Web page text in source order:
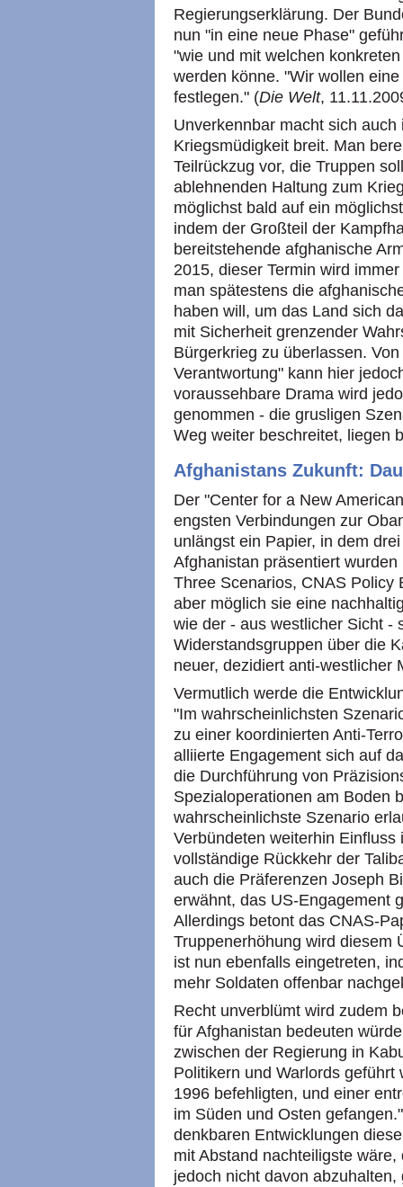
Regierungserklärung. Der
nun "in eine neue Phase"
"wie und mit welchen
werden könne. "Wir wollen
festlegen." (Die Welt,
Unverkennbar macht sich
Kriegsmüdigkeit breit. Man
Teilrückzug vor, die Truppen
ablehnenden Haltung zum
möglichst bald auf ein
indem der Großteil der
bereitstehende afghanische
2015, dieser Termin wird
man spätestens die
haben will, um das Land sich
mit Sicherheit grenzender
Bürgerkrieg zu überlassen.
Verantwortung" kann hier
voraussehbare Drama wird
genommen - die grusligen
Weg weiter beschreitet, liegen
Afghanistans Zukunft:
Der "Center for a New
engsten Verbindungen zur
unlängst ein Papier, in dem
Afghanistan präsentiert
Three Scenarios, CNAS Policy
aber möglich sie eine
wie der - aus westlicher Sicht -
Widerstandsgruppen über die
neuer, dezidiert anti-westlicher
Vermutlich werde die
"Im wahrscheinlichsten
zu einer koordinierten Anti-
alliierte Engagement sich auf
die Durchführung von
Spezialoperationen am Boden
wahrscheinlichste Szenario
Verbündeten weiterhin
vollständige Rückkehr der
auch die Präferenzen Joseph
erwähnt, das US-Engagement
Allerdings betont das CNAS-
Truppenerhöhung wird diesem
ist nun ebenfalls eingetreten,
mehr Soldaten offenbar
Recht unverblümt wird zudem
für Afghanistan bedeuten
zwischen der Regierung in
Politikern und Warlords
1996 befehligten, und einer
im Süden und Osten
denkbaren Entwicklungen
mit Abstand nachteiligste
jedoch nicht davon